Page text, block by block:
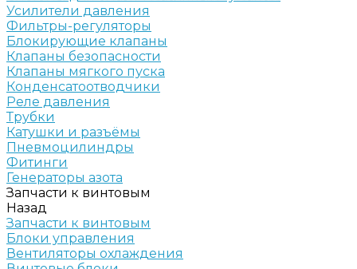
Усилители давления
Фильтры-регуляторы
Блокирующие клапаны
Клапаны безопасности
Клапаны мягкого пуска
Конденсатоотводчики
Реле давления
Трубки
Катушки и разъёмы
Пневмоцилиндры
Фитинги
Генераторы азота
Запчасти к винтовым
Назад
Запчасти к винтовым
Блоки управления
Вентиляторы охлаждения